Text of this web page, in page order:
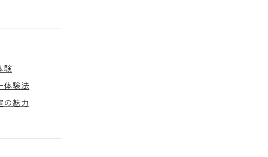
験
体験法
の魅力
イント
コツ